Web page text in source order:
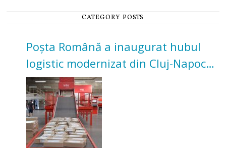
CATEGORY POSTS
Poșta Română a inaugurat hubul
logistic modernizat din Cluj-Napoca.
Investiție de 3 milioane de euro